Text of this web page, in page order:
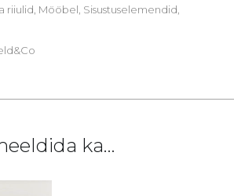
riiulid Mööbel Sisustuselemendid
ka…